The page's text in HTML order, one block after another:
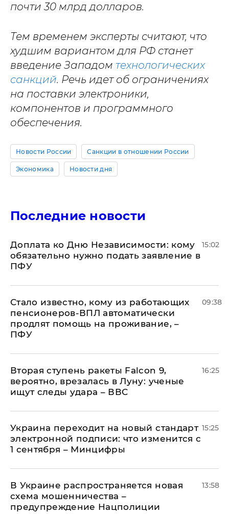
почти 30 млрд долларов.
Тем временем эксперты считают, что
худшим вариантом для РФ станет
введение Западом технологических
санкций. Речь идет об ограничениях
на поставки электроники,
компонентов и программного
обеспечения.
Новости России Санкции в отношении России
Экономика Новости дня
Последние новости
Доплата ко Дню Независимости: кому
обязательно нужно подать заявление в
ПФУ
15:02
Стало известно, кому из работающих
пенсионеров-ВПЛ автоматически
продлят помощь на проживание, –
ПФУ
09:38
Вторая ступень ракеты Falcon 9,
вероятно, врезалась в Луну: ученые
ищут следы удара – ВВС
16:25
Украина переходит на новый стандарт
электронной подписи: что изменится с
1 сентября – Минцифры
15:25
В Украине распространяется новая
схема мошенничества –
предупреждение Нацполиции
13:58